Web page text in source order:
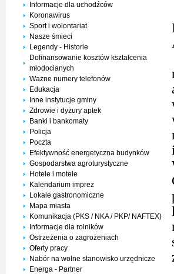
Informacje dla uchodźców
Koronawirus
Sport i wolontariat
Nasze śmieci
Legendy - Historie
Dofinansowanie kosztów kształcenia
młodocianych
Ważne numery telefonów
Edukacja
Inne instytucje gminy
Zdrowie i dyżury aptek
Banki i bankomaty
Policja
Poczta
Efektywność energetyczna budynków
Gospodarstwa agroturystyczne
Hotele i motele
Kalendarium imprez
Lokale gastronomiczne
Mapa miasta
Komunikacja (PKS / NKA / PKP/ NAFTEX)
Informacje dla rolników
Ostrzeżenia o zagrożeniach
Oferty pracy
Nabór na wolne stanowisko urzędnicze
Energa - Partner